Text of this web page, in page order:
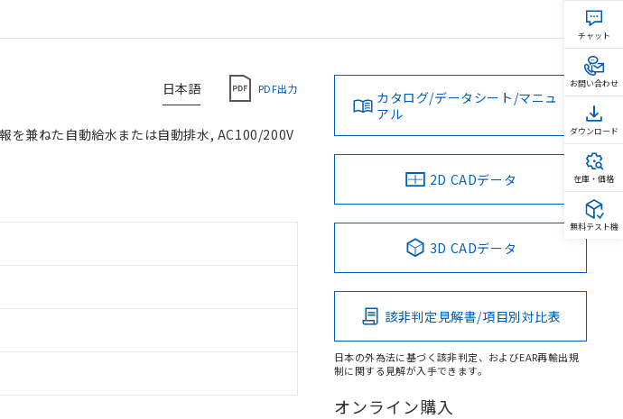
日本語 PDF出力
を兼ねた自動給水または自動排水, AC100/200V
カタログ/データシート/マニュ
アル
2D CADデータ
3D CADデータ
該非判定見解書/項目別対比表
日本の外為法に基づく該非判定、およびEAR再輸出規
制に関する見解が入手できます。
オンライン購入
チャット
お問い合わせ
ダウンロード
在庫・価格
無料テスト機